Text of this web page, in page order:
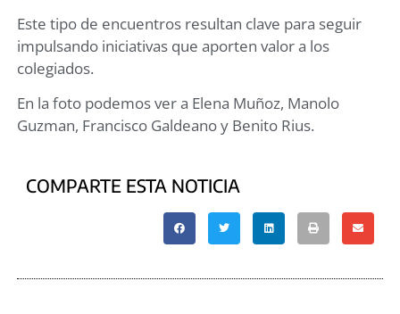
Este tipo de encuentros resultan clave para seguir
impulsando iniciativas que aporten valor a los
colegiados.
En la foto podemos ver a Elena Muñoz, Manolo
Guzman, Francisco Galdeano y Benito Rius.
COMPARTE ESTA NOTICIA